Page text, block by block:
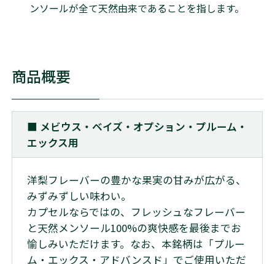
ンソールが全て天然由来であることを指します。
商品概要
■ メビウス・ベイズ・オプション・プルーム・
エックス用
洋梨フレーバーの豊かな果実の甘みが広がる、
みずみずしい味わい。
カプセルならではの、フレッシュなフレーバー
と天然メンソール100%の爽快感を最後までお
愉しみいただけます。なお、本銘柄は「プルー
ム・エックス・アドバンスド」でご使用いただ